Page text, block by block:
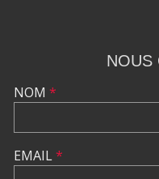
NOUS
NOM *
EMAIL*